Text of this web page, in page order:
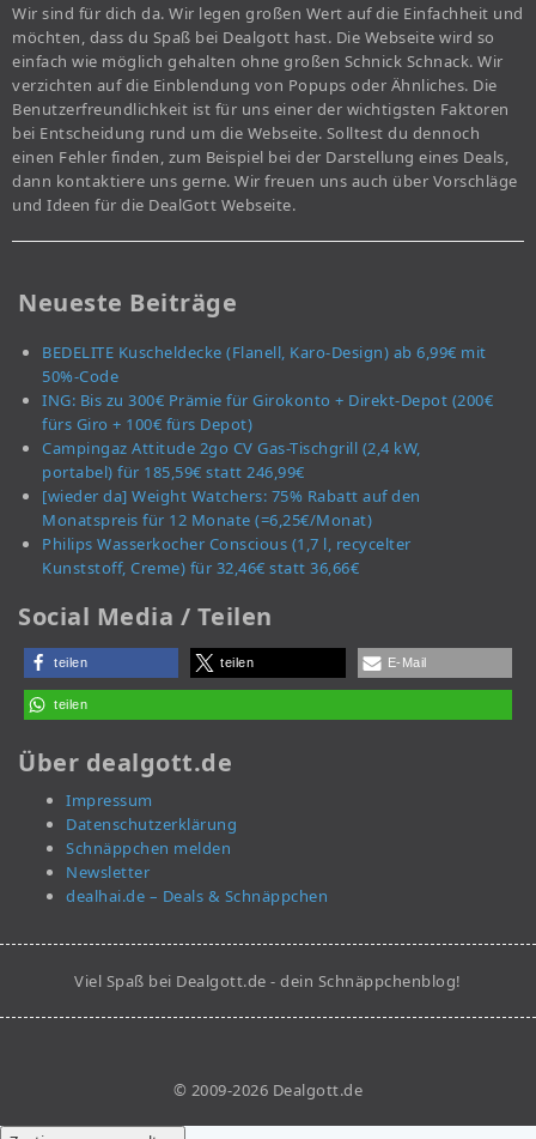
Wir sind für dich da. Wir legen großen Wert auf die Einfachheit und
möchten, dass du Spaß bei Dealgott hast. Die Webseite wird so
einfach wie möglich gehalten ohne großen Schnick Schnack. Wir
verzichten auf die Einblendung von Popups oder Ähnliches. Die
Benutzerfreundlichkeit ist für uns einer der wichtigsten Faktoren
bei Entscheidung rund um die Webseite. Solltest du dennoch
einen Fehler finden, zum Beispiel bei der Darstellung eines Deals,
dann kontaktiere uns gerne. Wir freuen uns auch über Vorschläge
und Ideen für die DealGott Webseite.
Neueste Beiträge
BEDELITE Kuscheldecke (Flanell, Karo-Design) ab 6,99€ mit
50%-Code
ING: Bis zu 300€ Prämie für Girokonto + Direkt-Depot (200€
fürs Giro + 100€ fürs Depot)
Campingaz Attitude 2go CV Gas-Tischgrill (2,4 kW,
portabel) für 185,59€ statt 246,99€
[wieder da] Weight Watchers: 75% Rabatt auf den
Monatspreis für 12 Monate (=6,25€/Monat)
Philips Wasserkocher Conscious (1,7 l, recycelter
Kunststoff, Creme) für 32,46€ statt 36,66€
Social Media / Teilen
teilen teilen E-Mail
teilen
Über dealgott.de
Impressum
Datenschutzerklärung
Schnäppchen melden
Newsletter
dealhai.de – Deals & Schnäppchen
Viel Spaß bei Dealgott.de - dein Schnäppchenblog!
© 2009-2026 Dealgott.de